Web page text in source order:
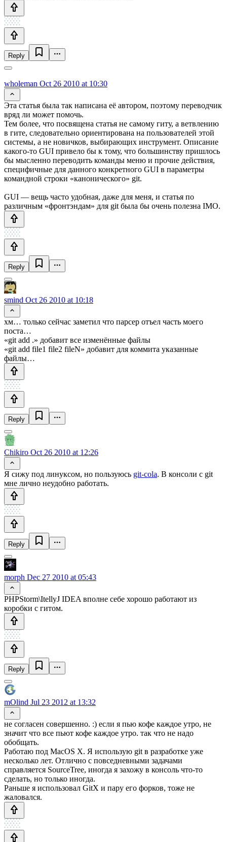
Reply
wholeman Oct 26 2010 at 10:30
Эта статья была так написана её автором, поэтому переводчик
вряд ли может помочь.
Тем более, что посвящена статья не самому гиту, а ветвлению
в гите, следовательно ориентирована на пользователей этой
системы, а не новичков, выбирающих инструмент. Описание
какого-то GUI привело бы к тому, что большинству пришлось
бы мысленно переводить команды меню и прочие действия,
специфичные для данного конкретного GUI в параметры
командной строки «канонического» git.
GUI — вещь часто удобная, даже для меня, и статья по
различным «фронтэндам» для git была бы очень полезна IMO.
Reply
smind Oct 26 2010 at 10:18
хм… только сейчас заметил что парсер отъел часть моего
поста…
«git add .» добавит все изменённые файлы
«git add file1 file2 fileN» добавит для коммита указанные
файлы…
Reply
Chikiro Oct 26 2010 at 12:26
Я сижу под линуксом, но пользуюсь git-cola. В консоли с git
мне лично неудобно работать.
Reply
morph Dec 27 2010 at 05:43
PHPStorm\ItellyJ IDEA вполне себе хорошо работают из
коробки с гитом.
Reply
mOlind Jul 23 2012 at 13:32
не согласен совершенно. :) если я пью кофе каждое утро, не
значит что все пьют кофе каждое утро. так что не надо
обобщать.
Работаю под MacOS X. Я использую git в разработке уже
несколько лет. Отлично с повседневными задачами
справляется SourceTree, иногда я захожу в консоль что-то
сделать, но только иногда.
Раньше я использовал GitX и пару его форков, тоже не
жаловался.